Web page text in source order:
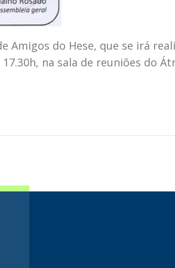
Amigos do Hese, que se irá
na sala de reuniões do